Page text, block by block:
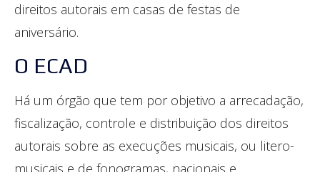
direitos autorais em casas de festas de
aniversário.
O ECAD
Há um órgão que tem por objetivo a arrecadação,
fiscalização, controle e distribuição dos direitos
autorais sobre as execuções musicais, ou litero-
musicais e de fonogramas, nacionais e